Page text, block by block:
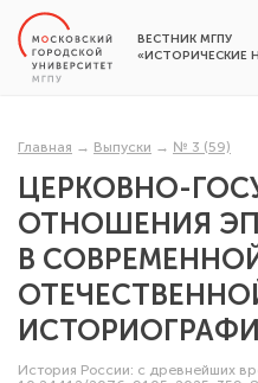
ВЕСТНИК МГПУ
«ИСТОРИЧЕСКИЕ
Главная → Выпуски → № 3 (59)
ЦЕРКОВНО-
ОТНОШЕНИЯ
В
История России: с древнейших